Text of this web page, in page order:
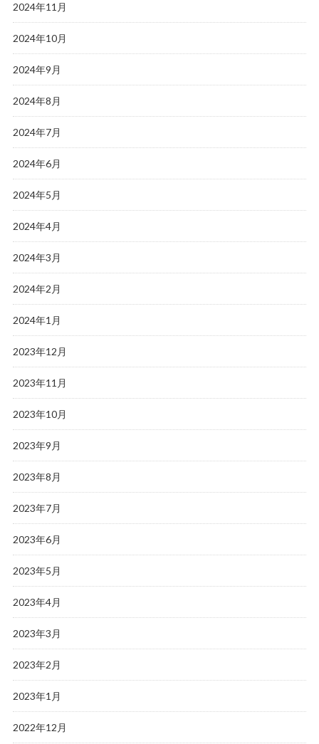
2024年11月
2024年10月
2024年9月
2024年8月
2024年7月
2024年6月
2024年5月
2024年4月
2024年3月
2024年2月
2024年1月
2023年12月
2023年11月
2023年10月
2023年9月
2023年8月
2023年7月
2023年6月
2023年5月
2023年4月
2023年3月
2023年2月
2023年1月
2022年12月